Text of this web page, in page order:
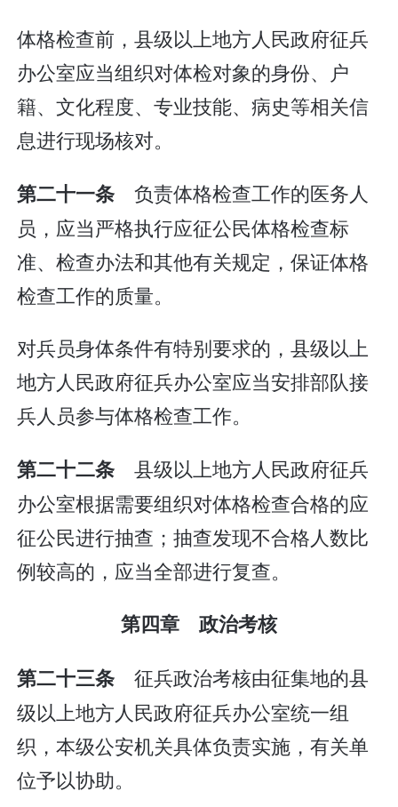
体格检查前，县级以上地方人民政府征兵
办公室应当组织对体检对象的身份、户
籍、文化程度、专业技能、病史等相关信
息进行现场核对。
第二十一条 负责体格检查工作的医务人
员，应当严格执行应征公民体格检查标
准、检查办法和其他有关规定，保证体格
检查工作的质量。
对兵员身体条件有特别要求的，县级以上
地方人民政府征兵办公室应当安排部队接
兵人员参与体格检查工作。
第二十二条 县级以上地方人民政府征兵
办公室根据需要组织对体格检查合格的应
征公民进行抽查；抽查发现不合格人数比
例较高的，应当全部进行复查。
第四章 政治考核
第二十三条 征兵政治考核由征集地的县
级以上地方人民政府征兵办公室统一组
织，本级公安机关具体负责实施，有关单
位予以协助。